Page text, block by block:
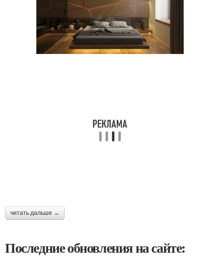
читать дальше →
Последние обновления на сайте: